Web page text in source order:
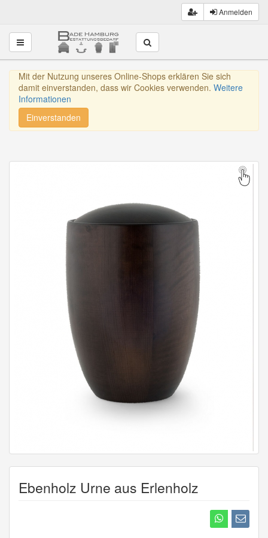
Anmelden
Toggle navigation
Mit der Nutzung unseres Online-Shops erklären Sie sich
damit einverstanden, dass wir Cookies verwenden. Weitere
Informationen
Einverstanden
Ebenholz Urne aus Erlenholz